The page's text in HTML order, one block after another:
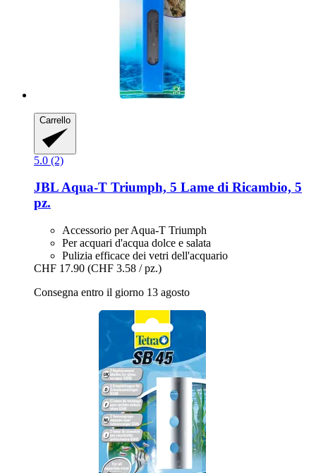
Carrello
5.0 (2)
JBLAqua-​T Triumph, 5 Lame di Ricambio, 5
pz.
Accessorio per Aqua-T Triumph
Per acquari d'acqua dolce e salata
Pulizia efficace dei vetri dell'acquario
CHF 17.90 (CHF 3.58 / pz.)
Consegna entro il giorno 13 agosto